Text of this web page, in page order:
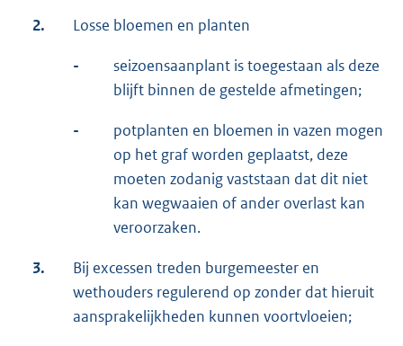
2. Losse bloemen en planten
-
seizoensaanplant is toegestaan als deze
blijft binnen de gestelde afmetingen;
-
potplanten en bloemen in vazen mogen
op het graf worden geplaatst, deze
moeten zodanig vaststaan dat dit niet
kan wegwaaien of ander overlast kan
veroorzaken.
3.
Bij excessen treden burgemeester en
wethouders regulerend op zonder dat hieruit
aansprakelijkheden kunnen voortvloeien;